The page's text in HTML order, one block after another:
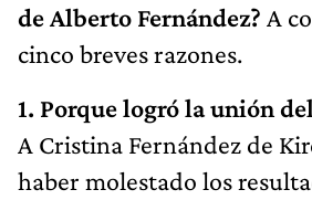
de Alberto Fernández? A
cinco breves razones.
1. Porque logró la unión
A Cristina Fernández de
haber molestado los